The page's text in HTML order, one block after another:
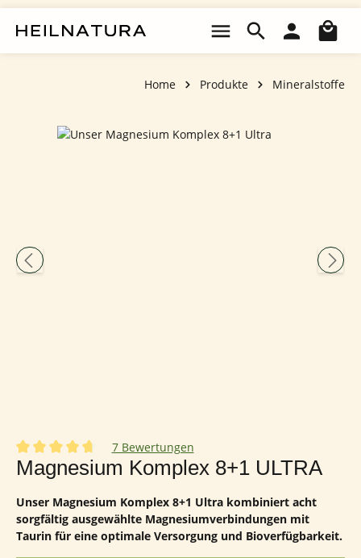
Home Produkte Mineralstoffe
Bildergalerie überspringen
Durchschnittliche Bewertung von 4.86 von 5 Sternen
7 Bewertungen
Magnesium Komplex 8+1 ULTRA
Unser Magnesium Komplex 8+1 Ultra kombiniert acht
sorgfältig ausgewählte Magnesiumverbindungen mit
Taurin für eine optimale Versorgung und Bioverfügbarkeit.